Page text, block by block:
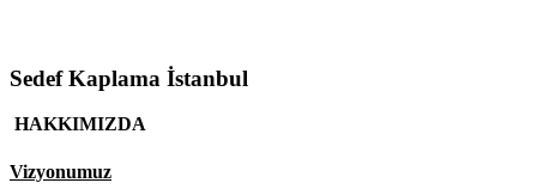
Sedef Kaplama İstanbul
HAKKIMIZDA
Vizyonumuz